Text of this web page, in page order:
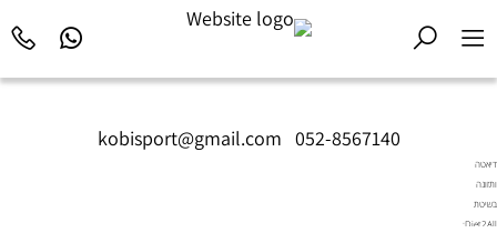
kobisport@gmail.com 052-8567140
דיאטה
ותזונה
בשיטת
Diet2All: